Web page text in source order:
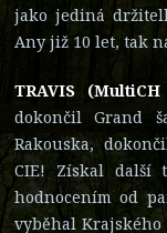
jako jediná
Any již 10 let, tak
TRAVIS
dokončil Grand
Rakouska,
CIE! Získal další
hodnocením od
vyběhal